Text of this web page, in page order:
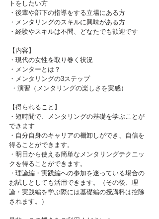
トをしたい方
・後輩や部下の指導をする立場にある方
・メンタリングのスキルに興味がある方
・経験やスキルは不問、どなたでも歓迎です
【内容】
・現代の女性を取り巻く状況
・メンターとは？
・メンタリングの3ステップ
・演習（メンタリングの楽しさを実感）
【得られること】
・短時間で、メンタリングの基礎を学ぶことが
できます
・自分自身のキャリアの棚卸しができ、自信を
得ることができます。
・明日から使える簡単なメンタリングテクニッ
クを得ることができます。
・理論編・実践編への参加を迷っている場合の
お試しとしても活用できます。（その後、理
論・実践編を学ぶ際には基礎編の授講料は控除
されます。）